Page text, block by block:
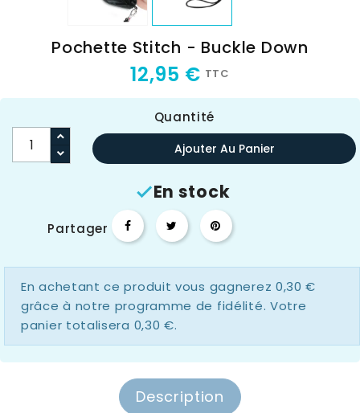
Pochette Stitch - Buckle Down
12,95 € TTC
Quantité
Ajouter Au Panier
En stock
Partager
En achetant ce produit vous gagnerez 0,30 €
grâce à notre programme de fidélité. Votre
panier totalisera 0,30 €.
Description